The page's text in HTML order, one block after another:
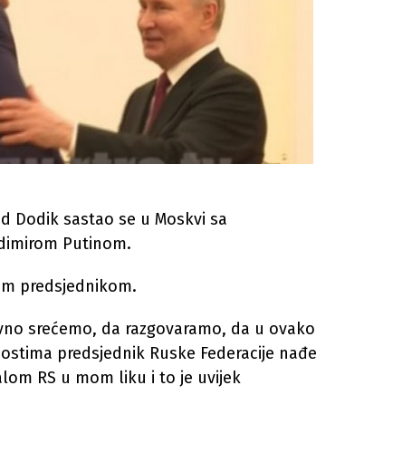
Dodik sastao se u Moskvi sa
Putinom.
predsjednikom.
srećemo, da razgovaramo, da u ovako
predsjednik Ruske Federacije nađe
RS u mom liku i to je uvijek